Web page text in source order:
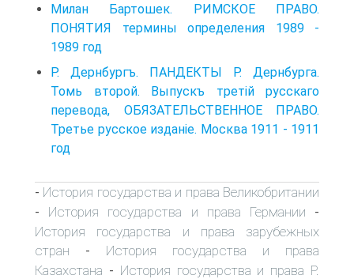
Милан Бартошек. РИМСКОЕ ПРАВО.
ПОНЯТИЯ термины определения 1989 -
1989 год
Р. Дернбургъ. ПАНДЕКТЫ Р. Дернбурга.
Томь второй. Выпускъ третій русскаго
перевода, ОБЯЗАТЕЛЬСТВЕННОЕ ПРАВО.
Третье русское изданіе. Москва 1911 - 1911
год
- История государства и права Великобритании
- История государства и права Германии -
История государства и права зарубежных
стран - История государства и права
Казахстана - История государства и права Р.